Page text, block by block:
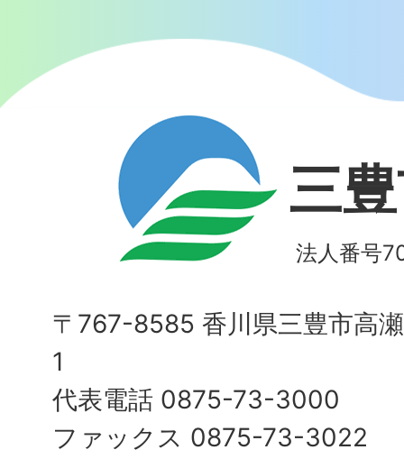
三
法人番号
〒767-8585 香川県三豊市高
1
代表電話 0875-73-3000
ファックス 0875-73-3022